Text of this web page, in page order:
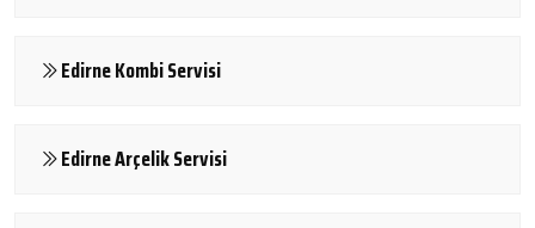
Edirne Kombi Servisi
Edirne Arçelik Servisi